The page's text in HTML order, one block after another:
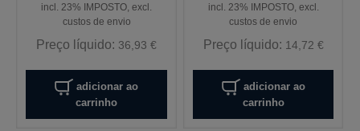
incl. 23% IMPOSTO, excl.
custos de envio
Preço líquido: 36,93 €
adicionar ao
carrinho
incl. 23% IMPOSTO, excl.
custos de envio
Preço líquido: 14,72 €
adicionar ao
carrinho